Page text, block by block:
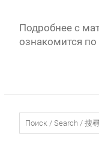
Подробнее с
ознакомится